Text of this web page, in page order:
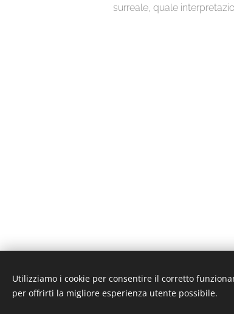
surreale, quale
STORNARA LIFE APS
Via Ettore Fieramosca, 4 - Stornara (FG) - Italy -
Utilizziamo i cookie per consentire il corretto
per offrirti la migliore esperienza utente possibile.